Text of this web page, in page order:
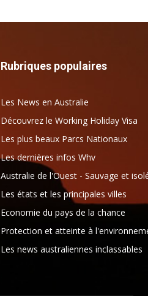
Rubriques populaires
Les News en Australie
Découvrez le Working Holiday Visa
Les plus beaux Parcs Nationaux
Les dernières infos Whv
Australie de l'Ouest - Sauvage et
Les états et les principales villes
Economie du pays de la chance
Protection et atteinte à
Les news australiennes inclassables